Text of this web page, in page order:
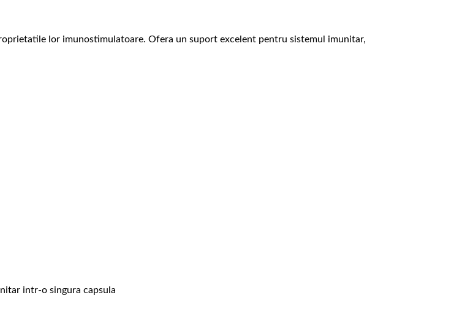
lor imunostimulatoare. Ofera un suport excelent pentru sistemul imunitar,
intr-o singura capsula